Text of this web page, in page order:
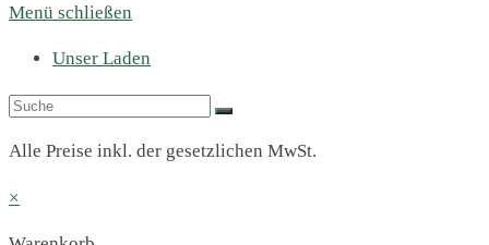
Menü schließen
Unser Laden
Alle Preise inkl. der gesetzlichen MwSt.
×